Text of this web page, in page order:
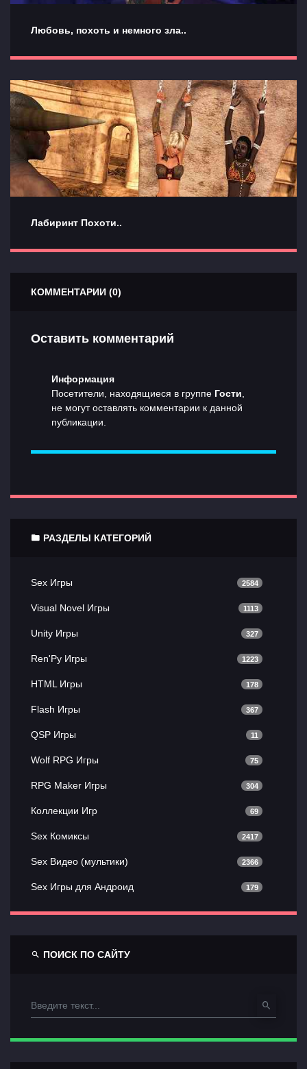
Любовь, похоть и немного зла..
Лабиринт Похоти..
КОММЕНТАРИИ (0)
Оставить комментарий
Информация
Посетители, находящиеся в группе Гости,
не могут оставлять комментарии к данной
публикации.
РАЗДЕЛЫ КАТЕГОРИЙ
Sex Игры 2584
Visual Novel Игры 1113
Unity Игры 327
Ren'Py Игры 1223
HTML Игры 178
Flash Игры 367
QSP Игры 11
Wolf RPG Игры 75
RPG Maker Игры 304
Коллекции Игр 69
Sex Комиксы 2417
Sex Видео (мультики) 2366
Sex Игры для Андроид 179
ПОИСК ПО САЙТУ